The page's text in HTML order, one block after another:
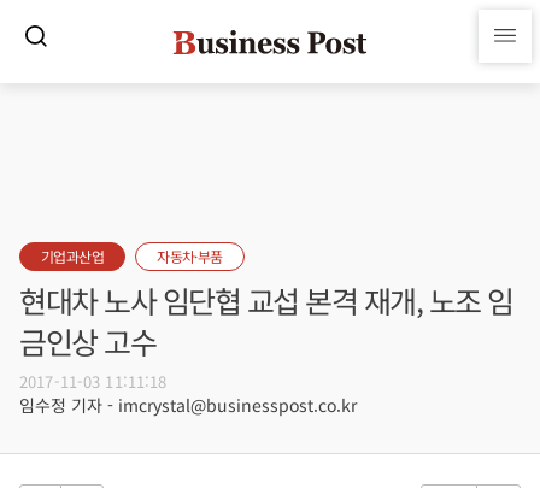
기업과산업 자동차·부품
현대차 노사 임단협 교섭 본격 재개, 노조 임
금인상 고수
2017-11-03 11:11:18
임수정 기자 - imcrystal@businesspost.co.kr